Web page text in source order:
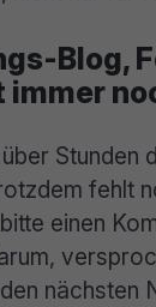
Blog,
Stunden
fehlt
einen
nächsten